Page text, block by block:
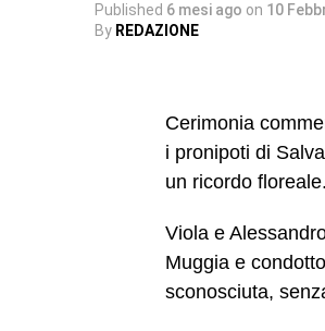
Published 6 mesi ago on 10
By REDAZIONE
Cerimonia
i pronipoti di
un ricordo floreale.
Viola e
Muggia e
sconosciuta,